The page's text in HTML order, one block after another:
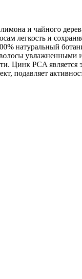
и чайного
легкость и
натуральный
Цинк PCA
подавляет